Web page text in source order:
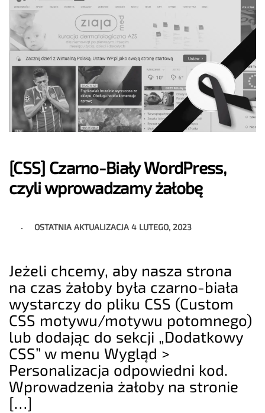
[CSS] Czarno-Biały WordPress,
czyli wprowadzamy żałobę
OSTATNIA AKTUALIZACJA4 LUTEGO, 2023
Jeżeli chcemy, aby nasza strona
na czas żałoby była czarno-biała
wystarczy do pliku CSS (Custom
CSS motywu/motywu potomnego)
lub dodając do sekcji „Dodatkowy
CSS” w menu Wygląd >
Personalizacja odpowiedni kod.
Wprowadzenia żałoby na stronie
[…]